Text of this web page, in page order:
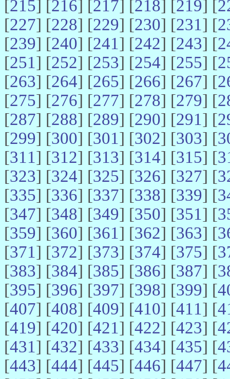
[215] [216] [217] [218] [219] [
[227] [228] [229] [230] [231] [
[239] [240] [241] [242] [243] [
[251] [252] [253] [254] [255] [
[263] [264] [265] [266] [267] [
[275] [276] [277] [278] [279] [
[287] [288] [289] [290] [291] [
[299] [300] [301] [302] [303] [
[311] [312] [313] [314] [315] [
[323] [324] [325] [326] [327] [
[335] [336] [337] [338] [339] [
[347] [348] [349] [350] [351] [
[359] [360] [361] [362] [363] [
[371] [372] [373] [374] [375] [
[383] [384] [385] [386] [387] [
[395] [396] [397] [398] [399] [
[407] [408] [409] [410] [411] [
[419] [420] [421] [422] [423] [
[431] [432] [433] [434] [435] [
[443] [444] [445] [446] [447] [